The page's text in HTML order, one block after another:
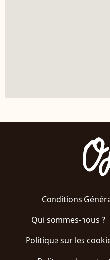
Conditions
Qui sommes-nous ?
Politique sur les